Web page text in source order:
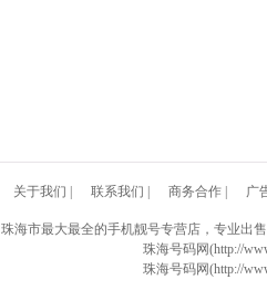
关于我们 联系我们 商务合作| 广
珠海市最大最全的手机靓号专营店，专业出
珠海号码网(http://
珠海号码网(http://